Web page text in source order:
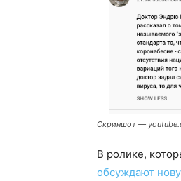
Скриншот —
В ролике,
обсуждают